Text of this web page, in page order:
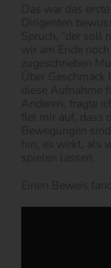
Das war das
Dirigenten
Spruch, “der soll
wir am Ende
zugeschrieben
Über
diese Aufnahme
Anderen, fragte
fiel mir auf, dass
Bewegungen
hin, es wirkt, als
spielen lassen.
Einen Beweis